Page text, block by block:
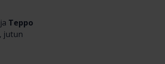
ja Teppo
jutun